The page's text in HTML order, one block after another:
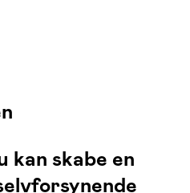
kan skabe en